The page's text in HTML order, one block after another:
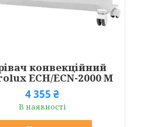
конвекційний
ECH/ECN-2000 M
4 355 ₴
В наявності